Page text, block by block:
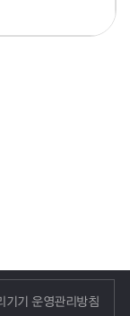
기기 운영관리방침